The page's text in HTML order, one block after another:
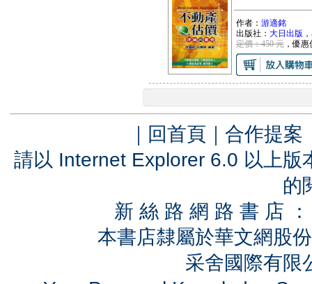
作者： 游適銘
出版社： 大日出版
定價：450 元，優惠
｜ 回首頁 ｜ 合作提案
請以 Internet Explorer 6.0 以上
的
新 絲 路 網 路 書 店
本書店隸屬於華文網股
采舍國際有